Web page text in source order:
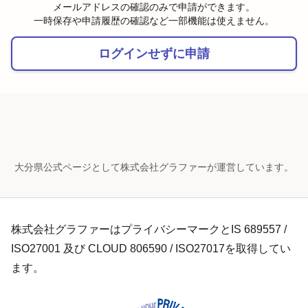
メールアドレスの確認のみで申請ができます。
一時保存や申請履歴の確認など一部機能は使えません。
ログインせずに申請
大分県公式ページとして株式会社グラファーが運営しています。
株式会社グラファーはプライバシーマークとIS 689557 /
ISO27001 及び CLOUD 806590 / ISO27017を取得してい
ます。